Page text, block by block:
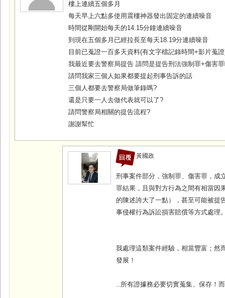
樓上連續五個多月
每天早上六點多使用震樓神器發出固定的連續噪音
時間從剛開始每天的14.15分鐘連續噪音
到現在五個多月已經拉長至每天18.19分連續噪音
目前已蒐證一百多天資料(有文字檔記錄時間+影片蒐
我最近要去警察局提告 請問是提告刑法強制罪+傷害
請問我家三個人如果都要提起刑事告訴的話
三個人都要去警察局做筆錄嗎?
還是只要一人去做代表就可以了?
請問警察局相關的提告流程?
謝謝幫忙
黃國政
刑事案件部分，強制罪、傷害罪，成
罪結果，且與對方行為之間有相當因
的陳述誇大了一點），甚至可能被提
事侵權行為訴訟損害賠償等方式處理
我處理這類案件經驗，相當豐富；然
發展！
...所有證據務必要切實蒐集、保存！